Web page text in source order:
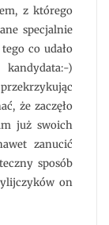
z którego
specjalnie
co udało
)
że zaczęło
już swoich
zanucić
sposób
on